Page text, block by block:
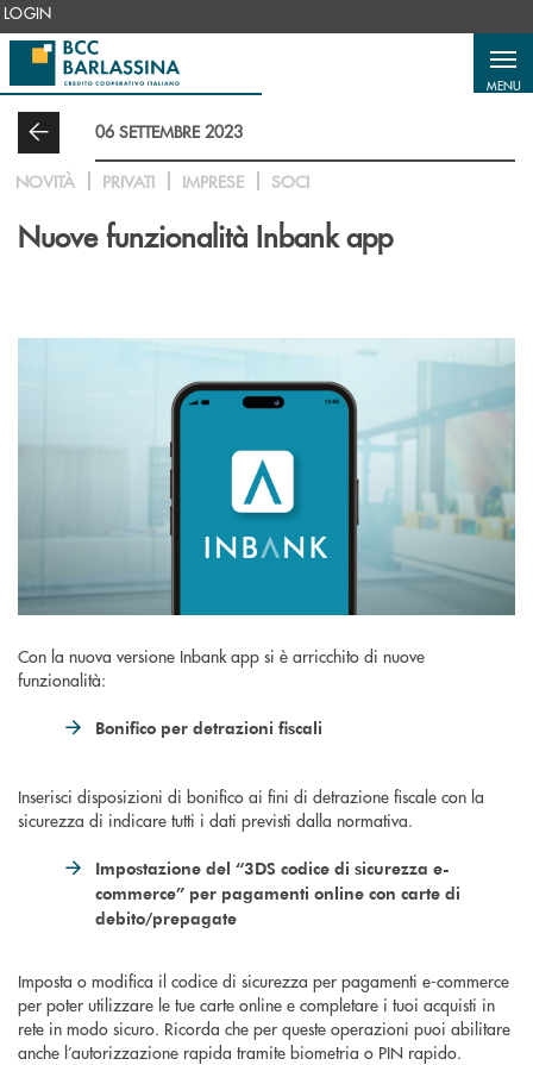
Salta al contenuto principale
LOGIN
MENU
06 SETTEMBRE 2023
NOVITÀ PRIVATI IMPRESE SOCI
Nuove funzionalità Inbank app
Con la nuova versione Inbank app si è arricchito di nuove
funzionalità:
Bonifico per detrazioni fiscali
Inserisci disposizioni di bonifico ai fini di detrazione fiscale con la
sicurezza di indicare tutti i dati previsti dalla normativa.
Impostazione del “3DS codice di sicurezza e-
commerce” per pagamenti online con carte di
debito/prepagate
Imposta o modifica il codice di sicurezza per pagamenti e-commerce
per poter utilizzare le tue carte online e completare i tuoi acquisti in
rete in modo sicuro. Ricorda che per queste operazioni puoi abilitare
anche l’autorizzazione rapida tramite biometria o PIN rapido.